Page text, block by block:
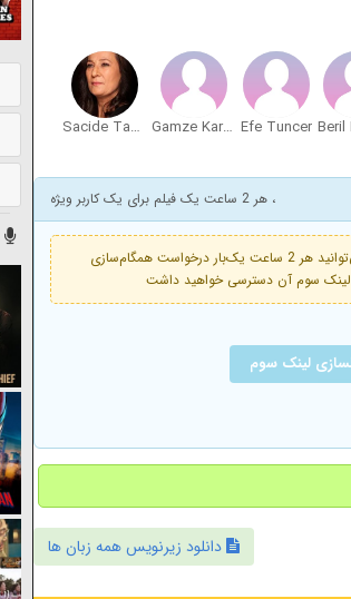
Beril
Efe Tuncer
Gamze Karaduman
Sacide Tasaner
، هر 2 ساعت یک فیلم برای یک کاربر ویژه
فعال است. با خرید اشتراک ویژه می‌توانید هر 2 ساعت یک‌بار درخواست همگام‌سازی
لینک سوم
دانلود زیرنویس همه زبان ها